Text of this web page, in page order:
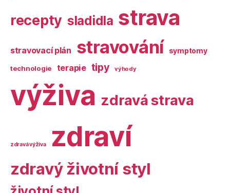
recepty sladidla strava
stravovací plán stravování symptomy
technologie terapie tipy výhody
výživa zdravá strava
zdravá výživa zdraví
zdravý životní styl